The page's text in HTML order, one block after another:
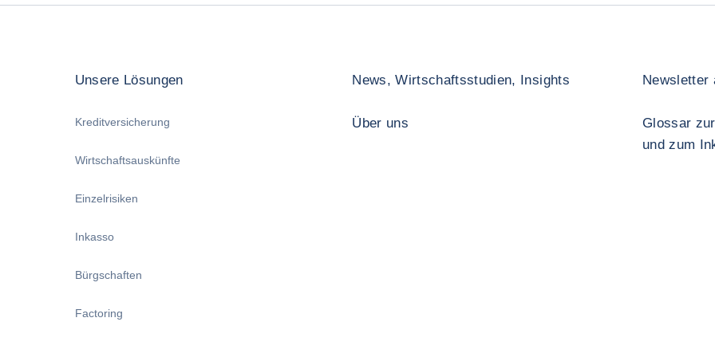
Unsere Lösungen
Kreditversicherung
Wirtschaftsauskünfte
Einzelrisiken
Inkasso
Bürgschaften
Factoring
News, Wirtschaftsstudien, Insights
Über uns
Newsletter
Glossar
und zum